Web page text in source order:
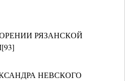
РЯЗАНСКОЙ
НЕВСКОГО